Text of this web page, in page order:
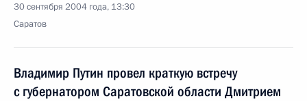
30 сентября 2004 года, 13:30
Саратов
Владимир Путин провел краткую встречу
с губернатором Саратовской области Дмитрием